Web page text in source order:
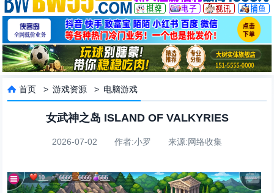
 首页 >游戏资源 > 电脑游戏
女武神之岛 ISLAND OF VALKYRIES
2026-07-02 作者:小罗 来源:网络收集